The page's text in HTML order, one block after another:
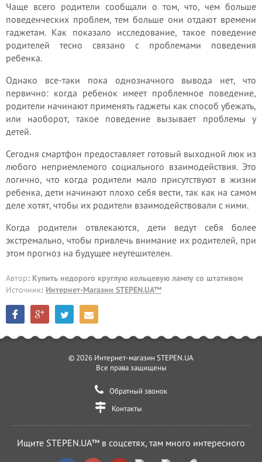
Чаще всего родители сообщали о том, что, чем больше
поведенческих проблем, тем больше они отдают времени
гаджетам. Как показало исследование, такое поведение
родителей тесно связано с проблемами поведения
ребенка.
Однако все-таки пока однозначного вывода нет, что
первично: когда ребенок имеет проблемное поведение,
родители начинают применять гаджеты как способ убежать,
или наоборот, такое поведение вызывает проблемы у
детей.
Сегодня смартфон предоставляет готовый выходной люк из
любого неприемлемого социального взаимодействия. Это
логично, что когда родители мало присутствуют в жизни
ребенка, дети начинают плохо себя вести, так как на самом
деле хотят, чтобы их родители взаимодействовали с ними.
Когда родители отвлекаются, дети ведут себя более
экстремально, чтобы привлечь внимание их родителей, при
этом прогноз на будущее неутешителен.
Автор: Купить недорого круглую кольцевую лампу со штативом
Источник: Интернет-Магазин STEPEN.UA™
© 2026 Интернет-магазин STEPEN.UA
Все права защищены
Обратный звонок
Контакты
Ищите STEPEN.UA™ в соцсетях, там много интересного